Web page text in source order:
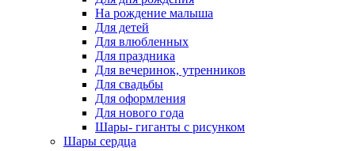
На рождение малыша
Для детей
Для влюбленных
Для праздника
Для вечеринок, утренников
Для свадьбы
Для оформления
Для нового года
Шары- гиганты с рисунком
Шары сердца